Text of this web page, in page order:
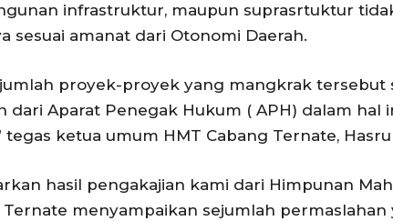
infrastruktur, maupun suprasrtuktur
sesuai amanat dari Otonomi Daerah.
proyek-proyek yang mangkrak tersebut
dari Aparat Penegak Hukum ( APH) dalam hal
tegas ketua umum HMT Cabang Ternate,
hasil pengakajian kami dari Himpunan
Ternate menyampaikan sejumlah